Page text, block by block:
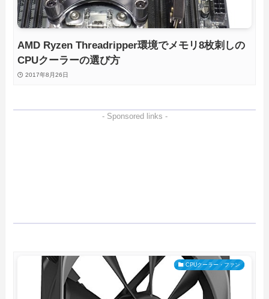
AMD Ryzen Threadripper環境でメモリ8枚刺しの
CPUクーラーの選び方
2017年8月26日
- Sponsored links -
CPUクーラー・ファン